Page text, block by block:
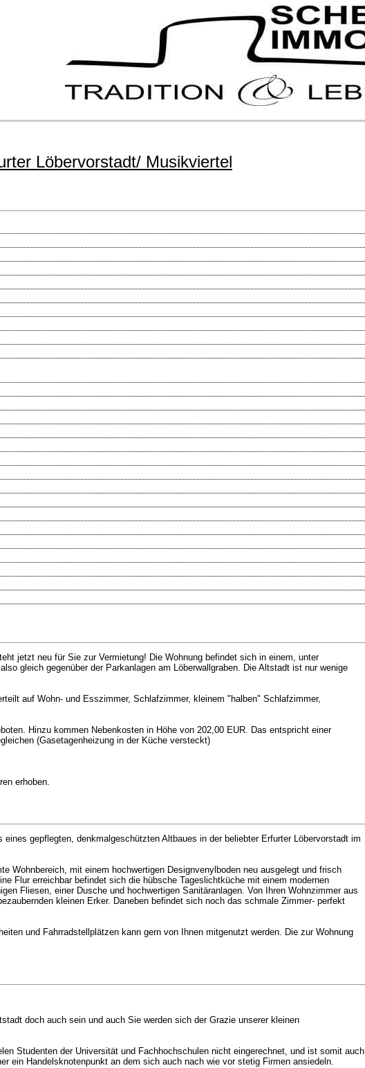
Löbervorstadt/ Musikviertel
jetzt neu für Sie zur Vermietung! Die Wohnung befindet sich in einem, unter
gleich gegenüber der Parkanlagen am Löberwallgraben. Die Altstadt ist nur wenige
auf Wohn- und Esszimmer, Schlafzimmer, kleinem "halben" Schlafzimmer,
Hinzu kommen Nebenkosten in Höhe von 202,00 EUR. Das entspricht einer
(Gasetagenheizung in der Küche versteckt)
erhoben.
gepflegten, denkmalgeschützten Altbaues in der beliebter Erfurter Löbervorstadt im
Wohnbereich, mit einem hochwertigen Designvenylboden neu ausgelegt und frisch
Flur erreichbar befindet sich die hübsche Tageslichtküche mit einem modernen
Fliesen, einer Dusche und hochwertigen Sanitäranlagen. Von Ihren Wohnzimmer aus
kleinen Erker. Daneben befindet sich noch das schmale Zimmer- perfekt
und Fahrradstellplätzen kann gern von Ihnen mitgenutzt werden. Die zur Wohnung
doch auch sein und auch Sie werden sich der Grazie unserer kleinen
Studenten der Universität und Fachhochschulen nicht eingerechnet, und ist somit auch
ein Handelsknotenpunkt an dem sich auch nach wie vor stetig Firmen ansiedeln.